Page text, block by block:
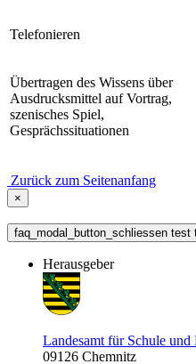
Telefonieren
Übertragen des Wissens über
Ausdrucksmittel auf Vortrag,
szenisches Spiel,
Gesprächssituationen
Zurück zum Seitenanfang
×
faq_modal_button_schliessen test
Herausgeber
Landesamt für Schule
09126 Chemnitz